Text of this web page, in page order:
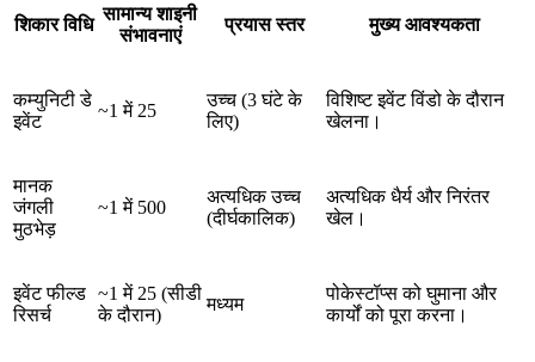
शिकार विधि
सामान्य शाइनी
संभावनाएं
प्रयास स्तर मुख्य आवश्यकता
कम्युनिटी डे
इवेंट
~1 में 25
उच्च (3 घंटे के
लिए)
विशिष्ट इवेंट विंडो के दौरान
खेलना।
मानक
जंगली
मुठभेड़
~1 में 500
अत्यधिक उच्च
(दीर्घकालिक)
अत्यधिक धैर्य और निरंतर
खेल।
इवेंट फील्ड
रिसर्च
~1 में 25 (सीडी
के दौरान)
मध्यम
पोकेस्टॉप्स को घुमाना और
कार्यों को पूरा करना।